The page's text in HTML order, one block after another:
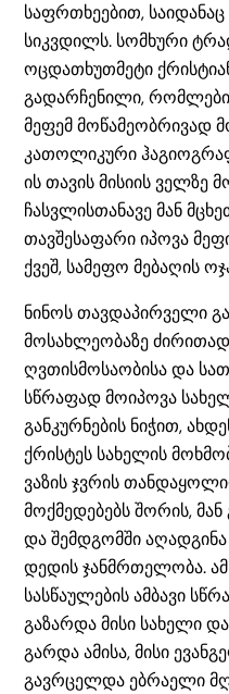
საფრთხეებით,
სიკვდილს. სომხური
ოცდათხუთმეტი
გადარჩენილი,
მეფემ მოწამეობრივად
კათოლიკური
ის თავის მისიის ველზე
ჩასვლისთანავე მან
თავშესაფარი იპოვა
ქვეშ, სამეფო მებაღის
ნინოს თავდაპირველი
მოსახლეობაზე
ღვთისმოსაობისა და
სწრაფად მოიპოვა
განკურნების ნიჭით,
ქრისტეს სახელის
ვაზის ჯვრის
მოქმედებებს შორის,
და შემდგომში
დედის ჯანმრთელობა.
სასწაულების ამბავი
გაზარდა მისი სახელი
გარდა ამისა, მისი
გავრცელდა ებრაელი